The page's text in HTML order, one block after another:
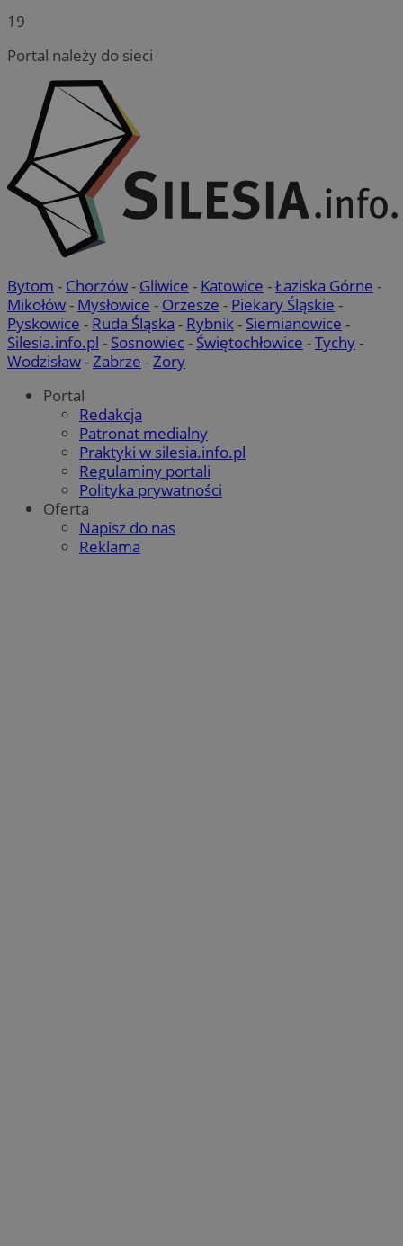
19
Portal należy do sieci
Bytom - Chorzów- Gliwice - Katowice -Łaziska Górne -
Mikołów- Mysłowice - Orzesze - Piekary Śląskie -
Pyskowice - Ruda Śląska - Rybnik- Siemianowice -
Silesia.info.pl - Sosnowiec- Świętochłowice -Tychy-
Wodzisław-Zabrze -Żory
Portal
Redakcja
Patronat medialny
Praktyki w silesia.info.pl
Regulaminy portali
Polityka prywatności
Oferta
Napisz do nas
Reklama